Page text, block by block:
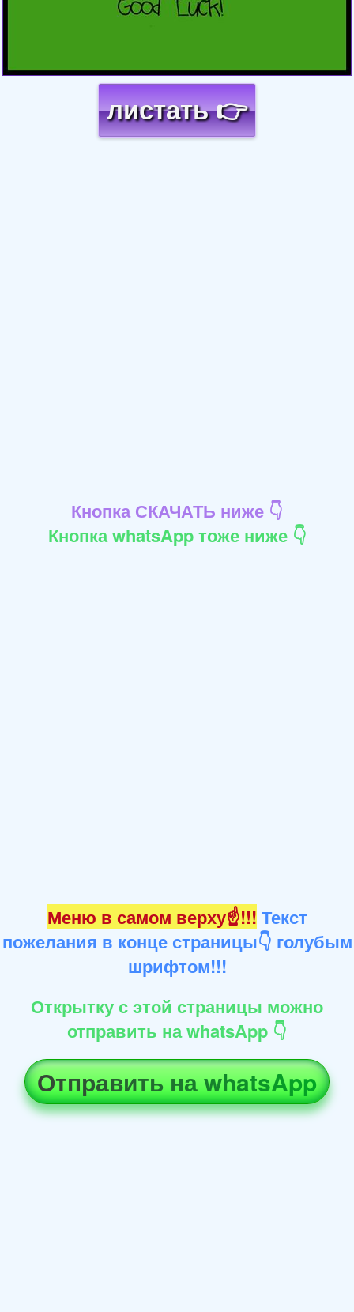
листать 👉
Кнопка СКАЧАТЬ ниже 👇
Кнопка whatsApp тоже ниже 👇
Меню в самом верху☝!!! Текст
пожелания в конце страницы👇 голубым
шрифтом!!!
Открытку с этой страницы можно
отправить на whatsApp 👇
Отправить на whatsApp